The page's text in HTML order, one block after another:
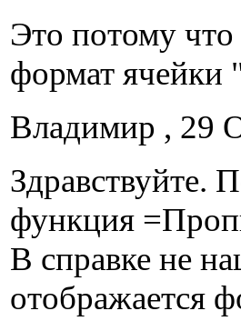
Это потому
формат
Владимир , 29
Здравствуйте.
функция
В справке не
отображается